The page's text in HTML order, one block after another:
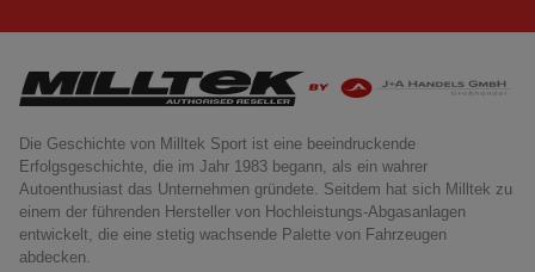
Die Geschichte von Milltek Sport ist eine beeindruckende
Erfolgsgeschichte, die im Jahr 1983 begann, als ein wahrer
Autoenthusiast das Unternehmen gründete. Seitdem hat sich Milltek zu
einem der führenden Hersteller von Hochleistungs-Abgasanlagen
entwickelt, die eine stetig wachsende Palette von Fahrzeugen
abdecken.